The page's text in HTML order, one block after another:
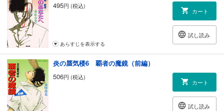
495円 (税込)
カート
試し読み
あらすじを表示する
炎の蜃気楼6 覇者の魔鏡（前編）
506円 (税込)
カート
試し読み